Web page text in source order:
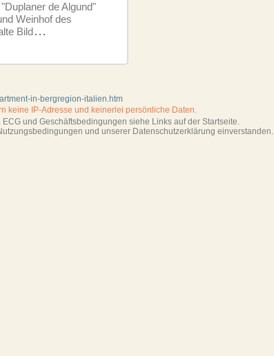
de Algund"
Weinhof des
Bild...
in-bergregion-italien.htm
keine IP-Adresse und keinerlei persönliche Daten.
ECG und Geschäftsbedingungen siehe Links auf der Startseite.
und unserer Datenschutzerklärung einverstanden.